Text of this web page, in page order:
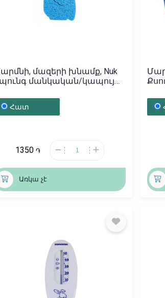
մազերի խնամք, Nuk
մանկական/կապույտ,
Հատ
1350 ֏
Առկա չէ